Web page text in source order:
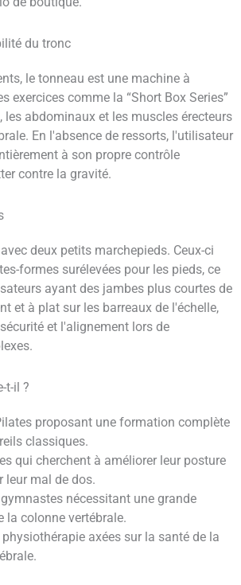
du tronc
le tonneau est une machine à
exercices comme la “Short Box Series”
les abdominaux et les muscles érecteurs
En l'absence de ressorts, l'utilisateur
à son propre contrôle
contre la gravité.
deux petits marchepieds. Ceux-ci
formes surélevées pour les pieds, ce
ayant des jambes plus courtes de
et à plat sur les barreaux de l'échelle,
et l'alignement lors de
t-il ?
proposant une formation complète
classiques.
qui cherchent à améliorer leur posture
leur mal de dos.
nécessitant une grande
la colonne vertébrale.
axées sur la santé de la